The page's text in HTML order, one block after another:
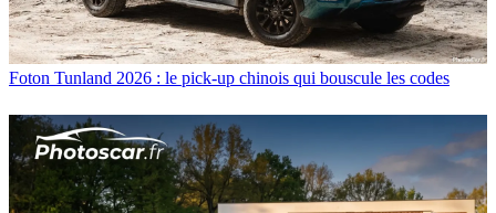
Foton Tunland 2026 : le pick-up chinois qui bouscule les codes